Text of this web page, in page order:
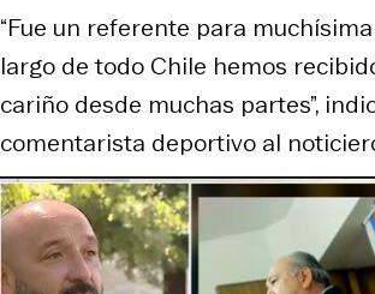
“Fue un referente para
largo de todo Chile hemos
cariño desde muchas partes”,
comentarista deportivo al